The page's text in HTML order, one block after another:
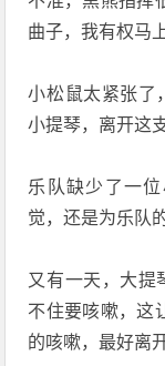
曲子，我有权马
小松鼠太紧张了
小提琴，离开这
乐队缺少了一
觉，还是为乐队
又有一天，大提
不住要咳嗽，这
的咳嗽，最好离